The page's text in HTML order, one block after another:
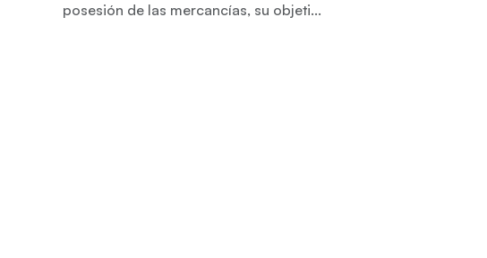
posesión de las mercancías, su objeti...